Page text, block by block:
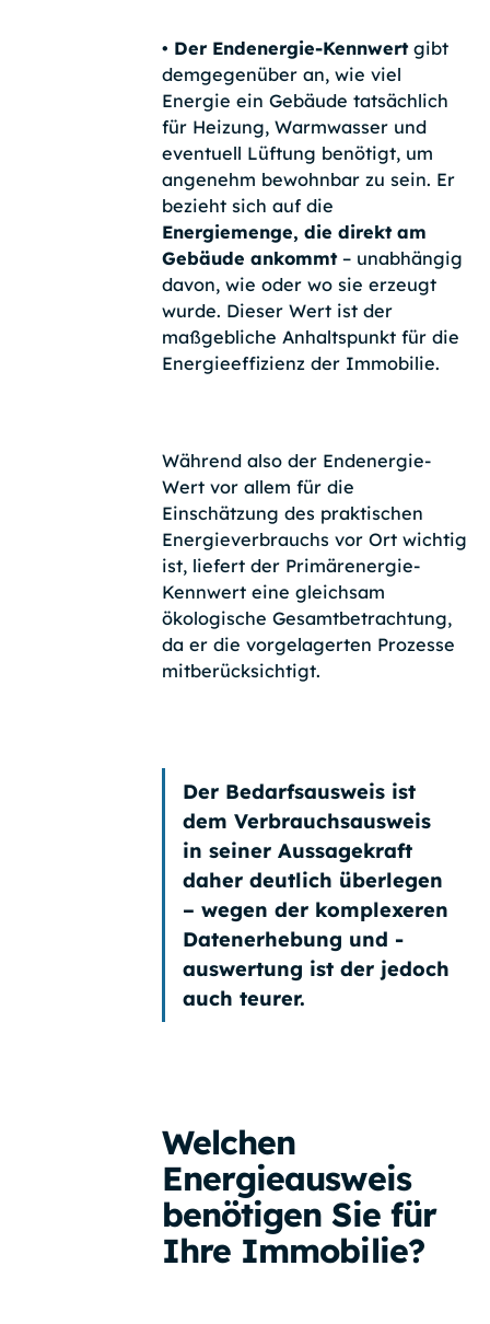
• Der Endenergie-Kennwertgibt
demgegenüber an, wie viel
Energie ein Gebäude tatsächlich
für Heizung, Warmwasser und
eventuell Lüftung benötigt, um
angenehm bewohnbar zu sein. Er
bezieht sich auf die
Energiemenge, die direkt am
Gebäude ankommt– unabhängig
davon, wie oder wo sie erzeugt
wurde. Dieser Wert ist der
maßgebliche Anhaltspunkt für die
Energieeffizienz der Immobilie.
Während also der Endenergie-
Wert vor allem für die
Einschätzung des praktischen
Energieverbrauchs vor Ort wichtig
ist, liefert der Primärenergie-
Kennwert eine gleichsam
ökologische Gesamtbetrachtung,
da er die vorgelagerten Prozesse
mitberücksichtigt.
Der Bedarfsausweis ist
dem Verbrauchsausweis
in seiner Aussagekraft
daher deutlich überlegen
– wegen der komplexeren
Datenerhebung und -
auswertung ist der jedoch
auch teurer.
Welchen
Energieausweis
benötigen Sie für
Ihre Immobilie?